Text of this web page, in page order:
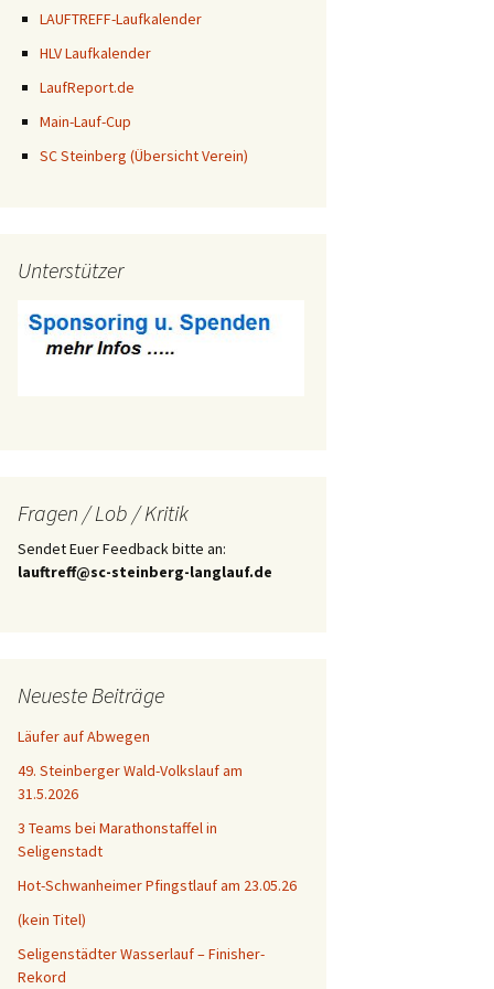
LAUFTREFF-Laufkalender
HLV Laufkalender
LaufReport.de
Main-Lauf-Cup
SC Steinberg (Übersicht Verein)
Unterstützer
Fragen / Lob / Kritik
Sendet Euer Feedback bitte an:
lauftreff@sc-steinberg-langlauf.de
Neueste Beiträge
Läufer auf Abwegen
49. Steinberger Wald-Volkslauf am
31.5.2026
3 Teams bei Marathonstaffel in
Seligenstadt
Hot-Schwanheimer Pfingstlauf am 23.05.26
(kein Titel)
Seligenstädter Wasserlauf – Finisher-
Rekord